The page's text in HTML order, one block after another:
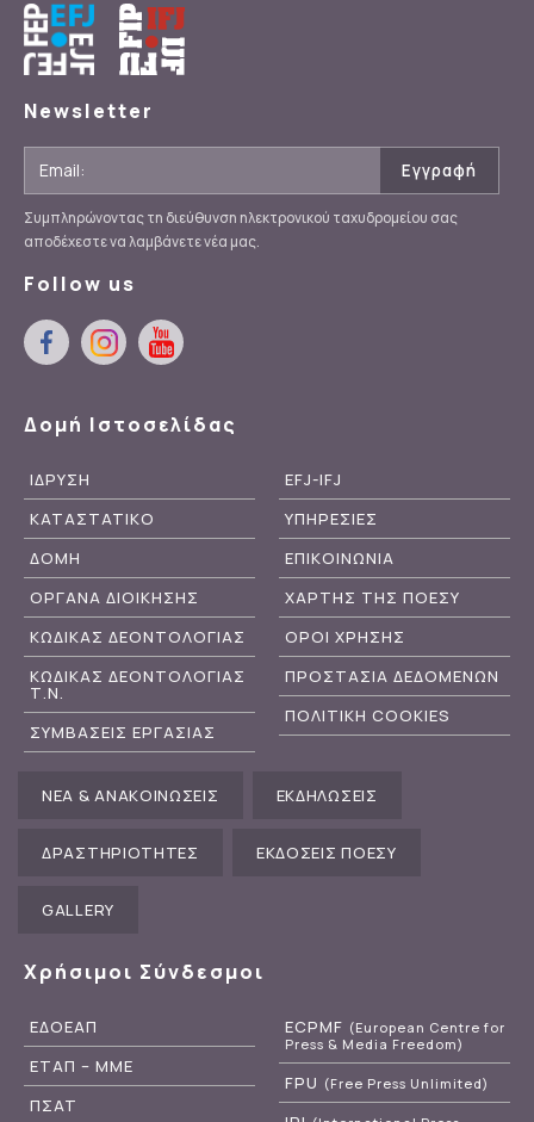
Newsletter
Συμπληρώνοντας τη διεύθυνση ηλεκτρονικού ταχυδρομείου σας
αποδέχεστε να λαμβάνετε νέα μας.
Follow us
Δομή Ιστοσελίδας
ΙΔΡΥΣΗ
ΚΑΤΑΣΤΑΤΙΚΟ
ΔΟΜΗ
ΟΡΓΑΝΑ ΔΙΟΙΚΗΣΗΣ
ΚΩΔΙΚΑΣ ΔΕΟΝΤΟΛΟΓΙΑΣ
ΚΩΔΙΚΑΣ ΔΕΟΝΤΟΛΟΓΙΑΣ
Τ.Ν.
ΣΥΜΒΑΣΕΙΣ ΕΡΓΑΣΙΑΣ
EFJ-IFJ
ΥΠΗΡΕΣΙΕΣ
ΕΠΙΚΟΙΝΩΝΙΑ
ΧΑΡΤΗΣ ΤΗΣ ΠΟΕΣΥ
ΟΡΟΙ ΧΡΗΣΗΣ
ΠΡΟΣΤΑΣΙΑ ΔΕΔΟΜΕΝΩΝ
ΠΟΛΙΤΙΚΗ COOKIES
ΝΕΑ & ΑΝΑΚΟΙΝΩΣΕΙΣ ΕΚΔΗΛΩΣΕΙΣ
ΔΡΑΣΤΗΡΙΟΤΗΤΕΣ ΕΚΔΟΣΕΙΣ ΠΟΕΣΥ
GALLERY
Χρήσιμοι Σύνδεσμοι
ΕΔΟΕΑΠ
ΕΤΑΠ – ΜΜΕ
ΠΣΑΤ
ECPMF (European Centre for
Press & Media Freedom)
FPU (Free Press Unlimited)